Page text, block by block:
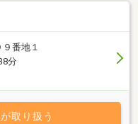
番地１
分
取り扱う